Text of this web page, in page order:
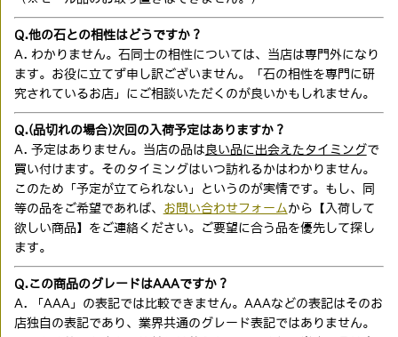
Q.他の石との相性はどうですか？
A. わかりません。石同士の相性については、当店は専門外になり
ます。お役に立てず申し訳ございません。「石の相性を専門に研
究されているお店」にご相談いただくのが良いかもしれません。
Q.(品切れの場合)次回の入荷予定はありますか？
A. 予定はありません。当店の品は 良い品に出会えたタイミングで
買い付けます。そのタイミングはいつ訪れるかはわかりません。
このため「予定が立てられない」というのが実情です。もし、同
等の品をご希望であれば、 お問い合わせフォーム から【入荷して
欲しい商品】をご連絡ください。ご要望に合う品を優先して探し
ます。
Q.この商品のグレードはAAAですか？
A. 「AAA」の表記では比較できません。AAAなどの表記はそのお
店独自の表記であり、業界共通のグレード表記ではありません。